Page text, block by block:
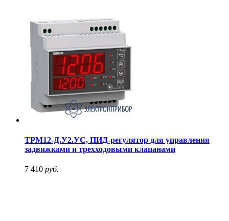
ТРМ12-Д.У2.УС, ПИД-регулятор для управления
задвижками и трехходовыми клапанами
7 410 руб.